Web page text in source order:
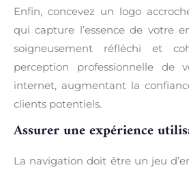
Enfin, concevez un logo
qui capture l’essence de votre
soigneusement réfléchi et
perception professionnelle de
internet, augmentant la
clients potentiels.
Assurer une expérience
La navigation doit être un jeu